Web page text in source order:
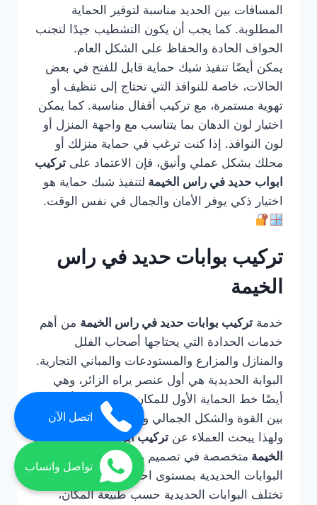
المسافات بين الحديد مناسبة لتوفير الحماية
المطلوبة. كما يجب أن يكون التشطيب جيدًا لتجنب
الحواف الحادة والحفاظ على الشكل العام.
يمكن أيضًا تنفيذ شبك حماية قابل للفتح في بعض
الحالات، خاصة للنوافذ التي تحتاج إلى تنظيف أو
تهوية مستمرة، مع تركيب أقفال مناسبة. كما يمكن
اختيار لون الدهان بما يتناسب مع واجهة المنزل أو
لون النوافذ. إذا كنت ترغب في حماية منزلك أو
محلك بشكل عملي وأنيق، فإن الاعتماد على تركيب
ابواب حديد في راس الخيمة لتنفيذ شبك حماية هو
اختيار ذكي يوفر الأمان والجمال في نفس الوقت.
تركيب بوابات حديد في راس
الخيمة
خدمة تركيب بوابات حديد في راس الخيمة من أهم
خدمات الحدادة التي يحتاجها أصحاب الفلل
والمنازل والمزارع والمستودعات والمباني التجارية.
البوابة الحديدية هي أول عنصر يراه الزائر، وهي
أيضًا خط الحماية الأول للمكان، لذلك يجب أن تجمع
بين القوة والشكل الجمالي وسهولة الاستخدام.
ولهذا يبحث العملاء عن تركيب ابواب حديد في راس
الخيمة متخصصة في تصميم وتصنيع وتركيب
البوابات الحديدية بمستوى احترافي.
تختلف البوابات الحديدية حسب طبيعة المكان،
اتصل الآن
تواصل واتساب